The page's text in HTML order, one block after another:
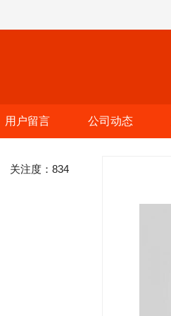
用户留言 公司动态
关注度： 834